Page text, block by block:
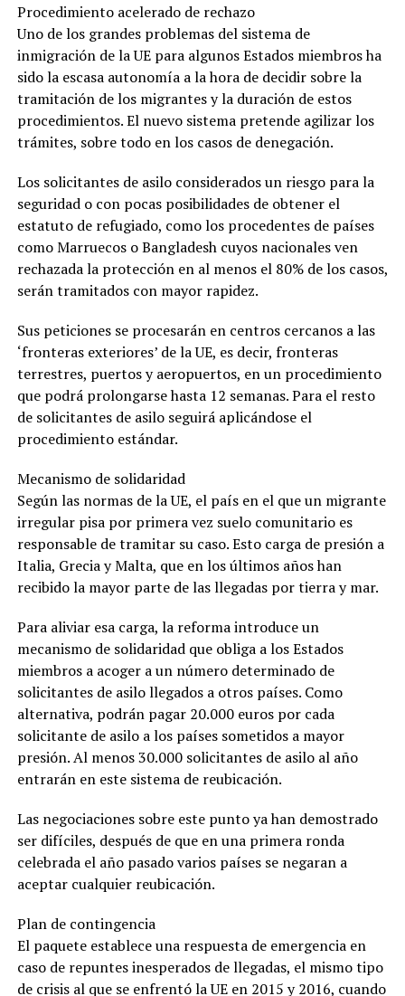
Procedimiento acelerado de rechazo
Uno de los grandes problemas del sistema de
inmigración de la UE para algunos Estados miembros ha
sido la escasa autonomía a la hora de decidir sobre la
tramitación de los migrantes y la duración de estos
procedimientos. El nuevo sistema pretende agilizar los
trámites, sobre todo en los casos de denegación.
Los solicitantes de asilo considerados un riesgo para la
seguridad o con pocas posibilidades de obtener el
estatuto de refugiado, como los procedentes de países
como Marruecos o Bangladesh cuyos nacionales ven
rechazada la protección en al menos el 80% de los casos,
serán tramitados con mayor rapidez.
Sus peticiones se procesarán en centros cercanos a las
‘fronteras exteriores’ de la UE, es decir, fronteras
terrestres, puertos y aeropuertos, en un procedimiento
que podrá prolongarse hasta 12 semanas. Para el resto
de solicitantes de asilo seguirá aplicándose el
procedimiento estándar.
Mecanismo de solidaridad
Según las normas de la UE, el país en el que un migrante
irregular pisa por primera vez suelo comunitario es
responsable de tramitar su caso. Esto carga de presión a
Italia, Grecia y Malta, que en los últimos años han
recibido la mayor parte de las llegadas por tierra y mar.
Para aliviar esa carga, la reforma introduce un
mecanismo de solidaridad que obliga a los Estados
miembros a acoger a un número determinado de
solicitantes de asilo llegados a otros países. Como
alternativa, podrán pagar 20.000 euros por cada
solicitante de asilo a los países sometidos a mayor
presión. Al menos 30.000 solicitantes de asilo al año
entrarán en este sistema de reubicación.
Las negociaciones sobre este punto ya han demostrado
ser difíciles, después de que en una primera ronda
celebrada el año pasado varios países se negaran a
aceptar cualquier reubicación.
Plan de contingencia
El paquete establece una respuesta de emergencia en
caso de repuntes inesperados de llegadas, el mismo tipo
de crisis al que se enfrentó la UE en 2015 y 2016, cuando